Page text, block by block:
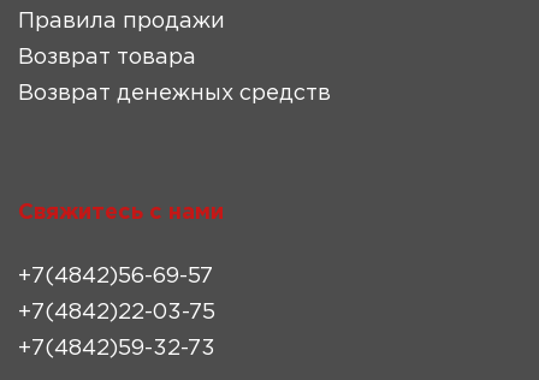
Правила продажи
Возврат товара
Возврат денежных средств
Свяжитесь с нами
+7(4842)56-69-57
+7(4842)22-03-75
+7(4842)59-32-73